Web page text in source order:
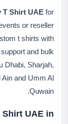
T Shirt UAE for
or reseller
t shirts with
and bulk
Dhabi, Sharjah,
Ain and Umm Al
Quwain.
UAE in